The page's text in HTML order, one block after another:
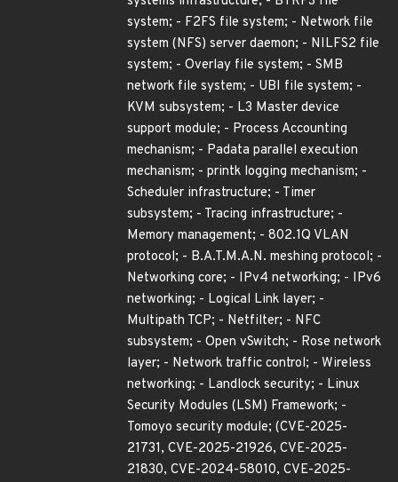
system; - F2FS file system; - Network file
system (NFS) server daemon; - NILFS2 file
system; - Overlay file system; - SMB
network file system; - UBI file system; -
KVM subsystem; - L3 Master device
support module; - Process Accounting
mechanism; - Padata parallel execution
mechanism; - printk logging mechanism; -
Scheduler infrastructure; - Timer
subsystem; - Tracing infrastructure; -
Memory management; - 802.1Q VLAN
protocol; - B.A.T.M.A.N. meshing protocol; -
Networking core; - IPv4 networking; - IPv6
networking; - Logical Link layer; -
Multipath TCP; - Netfilter; - NFC
subsystem; - Open vSwitch; - Rose network
layer; - Network traffic control; - Wireless
networking; - Landlock security; - Linux
Security Modules (LSM) Framework; -
Tomoyo security module; (CVE-2025-
21731, CVE-2025-21926, CVE-2025-
21830, CVE-2024-58010, CVE-2025-